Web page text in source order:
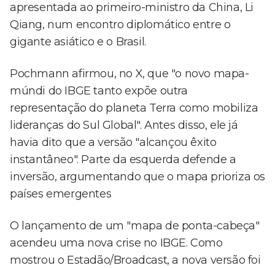
apresentada ao primeiro-ministro da China, Li
Qiang, num encontro diplomático entre o
gigante asiático e o Brasil.
Pochmann afirmou, no X, que "o novo mapa-
múndi do IBGE tanto expõe outra
representação do planeta Terra como mobiliza
lideranças do Sul Global". Antes disso, ele já
havia dito que a versão "alcançou êxito
instantâneo". Parte da esquerda defende a
inversão, argumentando que o mapa prioriza os
países emergentes
O lançamento de um "mapa de ponta-cabeça"
acendeu uma nova crise no IBGE. Como
mostrou o Estadão/Broadcast, a nova versão foi